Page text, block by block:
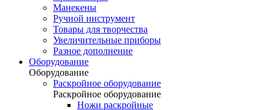
Манекены
Ручной инструмент
Товары для творчества
Увеличительные приборы
Разное дополнение
Оборудование
Оборудование
Раскройное оборудование
Раскройное оборудование
Ножи раскройные